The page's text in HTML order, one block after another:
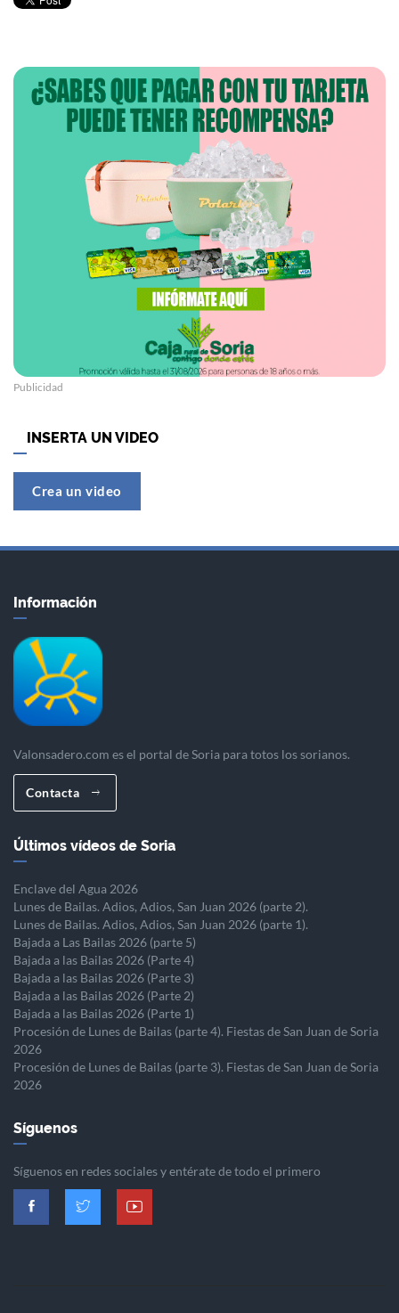
Publicidad
INSERTA UN VIDEO
Crea un video
Información
Valonsadero.com es el portal de Soria para totos los sorianos.
Contacta
Últimos vídeos de Soria
Enclave del Agua 2026
Lunes de Bailas. Adios, Adios, San Juan 2026 (parte 2).
Lunes de Bailas. Adios, Adios, San Juan 2026 (parte 1).
Bajada a Las Bailas 2026 (parte 5)
Bajada a las Bailas 2026 (Parte 4)
Bajada a las Bailas 2026 (Parte 3)
Bajada a las Bailas 2026 (Parte 2)
Bajada a las Bailas 2026 (Parte 1)
Procesión de Lunes de Bailas (parte 4). Fiestas de San Juan de Soria
2026
Procesión de Lunes de Bailas (parte 3). Fiestas de San Juan de Soria
2026
Síguenos
Síguenos en redes sociales y entérate de todo el primero